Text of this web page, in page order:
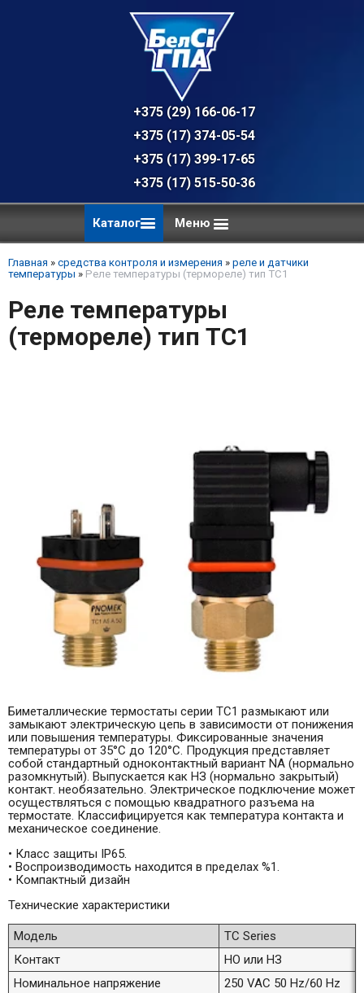
+375 (29) 166-06-17 - техническая
+375 (17) 374-05-54 - общий отдел,
+375 (17) 399-17-65
+375 (17) 515-50-36
Каталог Меню
Главная » средства контроля и измерения » реле и датчики
температуры » Реле температуры (термореле) тип TC1
Реле температуры
(термореле) тип TC1
Биметаллические термостаты серии TC1 размыкают или
замыкают электрическую цепь в зависимости от понижения
или повышения температуры. Фиксированные значения
температуры от 35°С до 120°С. Продукция представляет
собой стандартный одноконтактный вариант NA (нормально
разомкнутый). Выпускается как НЗ (нормально закрытый)
контакт. необязательно. Электрическое подключение может
осуществляться с помощью квадратного разъема на
термостате. Классифицируется как температура контакта и
механическое соединение.
• Класс защиты IP65.
• Воспроизводимость находится в пределах %1.
• Компактный дизайн
Технические характеристики
Модель
TC Series
Контакт
НО или НЗ
Номинальное напряжение
250 VAC 50 Hz/60 Hz